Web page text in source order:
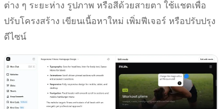
ต่าง ๆ ระยะห่าง รูปภาพ หรือสีด้วยสายตา ใช้แชตเพื่อ
ปรับโครงสร้าง เขียนเนื้อหาใหม่ เพิ่มฟีเจอร์ หรือปรับปรุง
ดีไซน์